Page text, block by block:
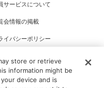
サービスについて
会情報の掲載
イバシーポリシー
store or retrieve
information might be
device and is